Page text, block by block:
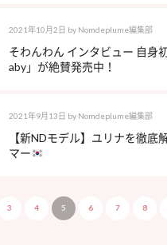
2021年10月2日 by Nomdeplume編集部
そわんわん インタビュー 自身
aby」が絶賛発売中！
2021年9月13日 by Nomdeplume編集部
【新NDモデル】ユリナを徹
マー
3 4 5 6 7 8